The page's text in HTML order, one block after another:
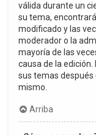
válida durante un
su tema,
modificado y las
moderador o la
mayoría de las
causa de la
sus temas después
mismo.
Arriba